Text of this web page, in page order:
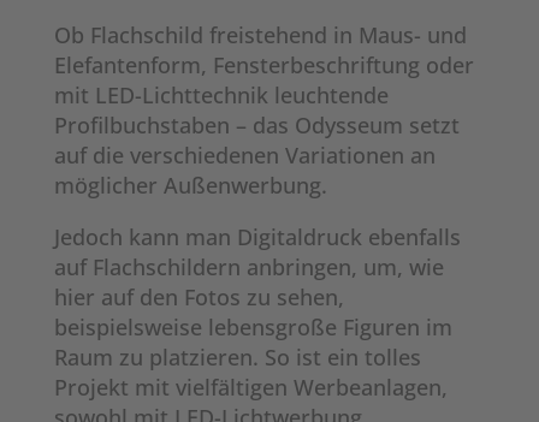
Ob Flachschild freistehend in Maus- und
Elefantenform, Fensterbeschriftung oder
mit LED-Lichttechnik leuchtende
Profilbuchstaben – das Odysseum setzt
auf die verschiedenen Variationen an
möglicher Außenwerbung.
Jedoch kann man Digitaldruck ebenfalls
auf Flachschildern anbringen, um, wie
hier auf den Fotos zu sehen,
beispielsweise lebensgroße Figuren im
Raum zu platzieren. So ist ein tolles
Projekt mit vielfältigen Werbeanlagen,